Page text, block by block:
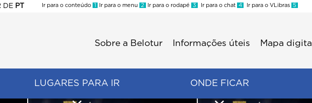
DE PT
Ir para o conteúdo 1 Ir para o menu 2 Ir para o rodapé 3 Ir para o chat 4 Ir para o VLibras 5
Sobre a Belotur Informações úteis Mapa digital
LUGARES PARA IR ONDE FICAR